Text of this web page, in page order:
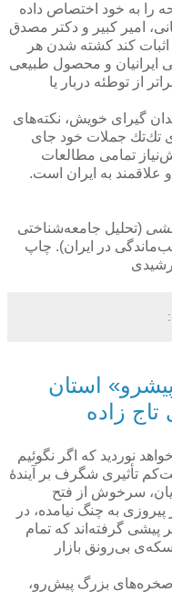
كتاب كه حدود 130 صفحه را به خود اختصاص داده
امیر كبیر و دكتر مصدق
كند كشته شدن هر
ایرانیان و محصول طبیعی
از توطئه دربار یا
گیرای خویش، نكته‌های
تك‌تك جملات خود جای
تمامی مطالعات
به ایران است.
(تحلیل جامعه‌شناختی
در ایران). چاپ
استان
زاده
نوردید كه اگر نگوئیم
تأثیری شگرف بر آیندۀ
سرخوش از فتح
به چنگ نیامده، در
گرفته‌اند كه تمام
بی‌رونق بازار
صخره‌های بزرگ پیش‌رو،